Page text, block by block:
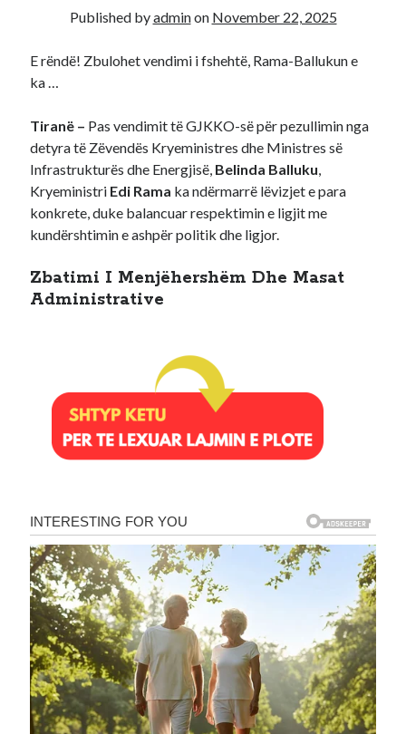
Recent Comments
A WordPress CommenteronHello world!
Published byadminon November 22, 2025
E rëndë! Zbulohet vendimi i fshehtë, Rama-Ballukun e
ka …
Tiranë – Pas vendimit të GJKKO-së për pezullimin nga
detyra të Zëvendës Kryeministres dhe Ministres së
Infrastrukturës dhe Energjisë, Belinda Balluku,
Kryeministri Edi Rama ka ndërmarrë lëvizjet e para
konkrete, duke balancuar respektimin e ligjit me
kundërshtimin e ashpër politik dhe ligjor.
Zbatimi I Menjëhershëm Dhe Masat
Administrative